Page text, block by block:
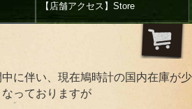
【店舗アクセス】Store
に伴い、現在鳩時計の国内在庫が少
っておりますが